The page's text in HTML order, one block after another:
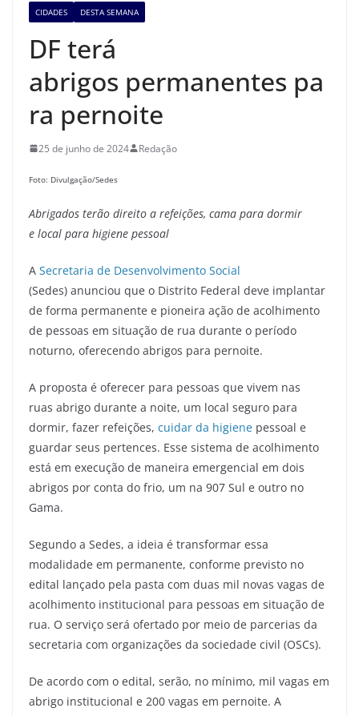
CIDADES DESTA SEMANA
DF terá
abrigos permanentes pa
ra pernoite
25 de junho de 2024 Redação
Foto: Divulgação/Sedes
Abrigados terão direito a refeições, cama para dormir
e local para higiene pessoal
A Secretaria de Desenvolvimento Social
(Sedes) anunciou que o Distrito Federal deve implantar
de forma permanente e pioneira ação de acolhimento
de pessoas em situação de rua durante o período
noturno, oferecendo abrigos para pernoite.
A proposta é oferecer para pessoas que vivem nas
ruas abrigo durante a noite, um local seguro para
dormir, fazer refeições, cuidar da higiene pessoal e
guardar seus pertences. Esse sistema de acolhimento
está em execução de maneira emergencial em dois
abrigos por conta do frio, um na 907 Sul e outro no
Gama.
Segundo a Sedes, a ideia é transformar essa
modalidade em permanente, conforme previsto no
edital lançado pela pasta com duas mil novas vagas de
acolhimento institucional para pessoas em situação de
rua. O serviço será ofertado por meio de parcerias da
secretaria com organizações da sociedade civil (OSCs).
De acordo com o edital, serão, no mínimo, mil vagas em
abrigo institucional e 200 vagas em pernoite. A